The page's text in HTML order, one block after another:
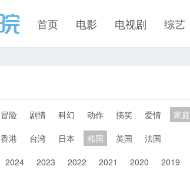
首页 电影 电视剧 综艺
冒险 剧情 科幻 动作 搞笑 爱情 家庭
香港 台湾 日本 韩国 英国
法国
2024 2023 2022 2021 2020 2019